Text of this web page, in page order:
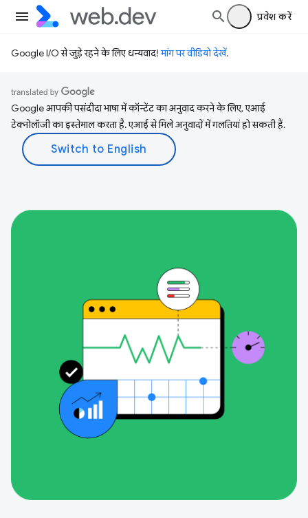
प्रवेश करें
Google I/O से जुड़े रहने के लिए धन्यवाद!मांग पर वीडियो देखें.
Google आपकी पसंदीदा भाषा में कॉन्टेंट का अनुवाद करने के लिए, एआई
टेक्नोलॉजी का इस्तेमाल करता है. एआई से मिले अनुवादों में गलतियां हो सकती हैं.